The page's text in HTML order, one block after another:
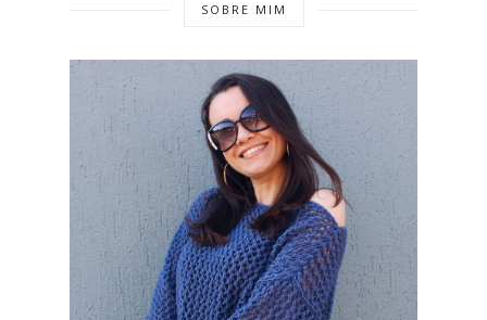
SOBRE MIM